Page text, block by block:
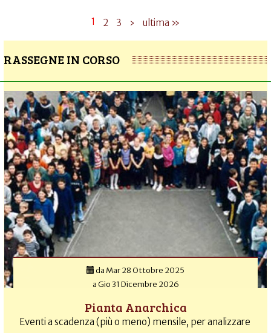
1 2 3 › ultima »
RASSEGNE IN CORSO
da Mar 28 Ottobre 2025
aGio 31 Dicembre 2026
Pianta Anarchica
Eventi a scadenza (più o meno) mensile, per analizzare